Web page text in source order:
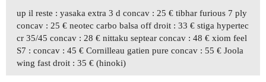
up il reste : yasaka extra 3 d concav : 25 € tibhar furious 7 ply
concav : 25 € neotec carbo balsa off droit : 33 € stiga hypertec
cr 35/45 concav : 28 € nittaku septear concav : 48 € xiom feel
S7 : concav : 45 € Cornilleau gatien pure concav : 55 € Joola
wing fast droit : 35 € (hinoki)